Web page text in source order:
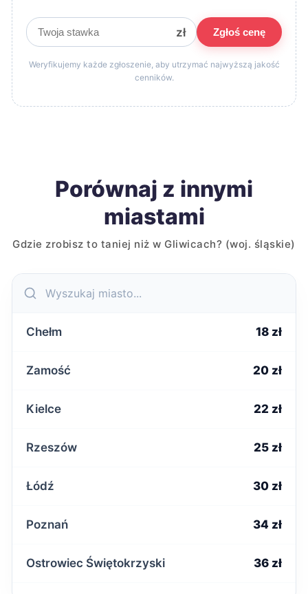
zł Zgłoś cenę
Weryfikujemy każde zgłoszenie, aby utrzymać najwyższą jakość
cenników.
Porównaj z innymi
miastami
Gdzie zrobisz to taniej niż w Gliwicach? (woj. śląskie)
Chełm 18 zł
Zamość 20 zł
Kielce 22 zł
Rzeszów 25 zł
Łódź 30 zł
Poznań 34 zł
Ostrowiec Świętokrzyski 36 zł